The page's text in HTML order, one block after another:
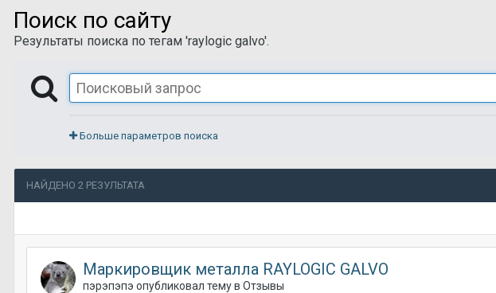
Поиск по сайту
Результаты поиска по тегам 'raylogic galvo'.
Больше параметров поиска
НАЙДЕНО 2 РЕЗУЛЬТАТА
Маркировщик металла RAYLOGIC GALVO
пэрэпэпэ опубликовал тему в Отзывы